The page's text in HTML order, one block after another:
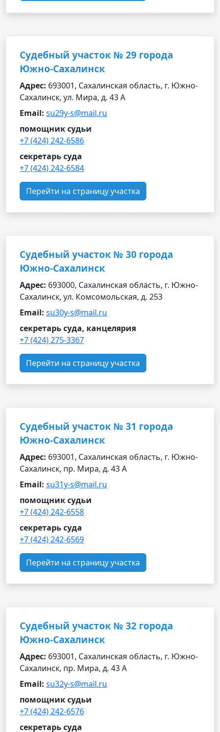
Судебный участок № 29 города
Южно-Сахалинск
Адрес: 693001, Сахалинская область, г. Южно-
Сахалинск, ул. Мира, д. 43 А
Email: su29y-s@mail.ru
помощник судьи
+7 (424) 242-6586
секретарь суда
+7 (424) 242-6584
Перейти на страницу участка
Судебный участок № 30 города
Южно-Сахалинск
Адрес: 693000, Сахалинская область, г. Южно-
Сахалинск, ул. Комсомольская, д. 253
Email: su30y-s@mail.ru
секретарь суда, канцелярия
+7 (424) 275-3367
Перейти на страницу участка
Судебный участок № 31 города
Южно-Сахалинск
Адрес: 693001, Сахалинская область, г. Южно-
Сахалинск, пр. Мира, д. 43 А
Email: su31y-s@mail.ru
помощник судьи
+7 (424) 242-6558
секретарь суда
+7 (424) 242-6569
Перейти на страницу участка
Судебный участок № 32 города
Южно-Сахалинск
Адрес: 693001, Сахалинская область, г. Южно-
Сахалинск, пр. Мира, д. 43 А
Email: su32y-s@mail.ru
помощник судьи
+7 (424) 242-6576
секретарь суда